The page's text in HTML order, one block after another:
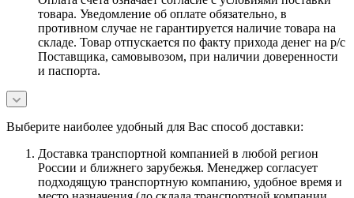
товара. Уведомление об оплате обязательно, в
противном случае не гарантируется наличие товара на
складе. Товар отпускается по факту прихода денег на р/с
Поставщика, самовывозом, при наличии доверенности
и паспорта.
Выберите наиболее удобный для Вас способ доставки:
Доставка транспортной компанией в любой регион
России и ближнего зарубежья. Менеджер согласует
подходящую транспортную компанию, удобное время и